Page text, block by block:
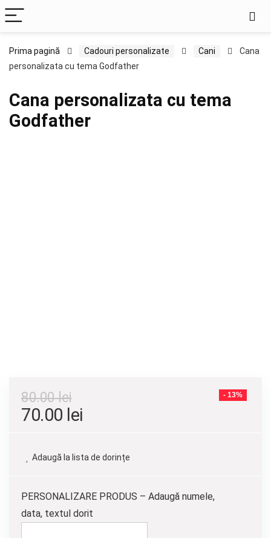
Prima pagină Cadouri personalizate Cani
Cana
personalizata cu tema Godfather
Cana personalizata cu tema
Godfather
- 13%
80.00lei
Prețul
fost:
70.00 lei
este:
70.00 lei.
Adaugă la lista de dorințe
PERSONALIZARE PRODUS – Adaugă numele,
data, textul dorit